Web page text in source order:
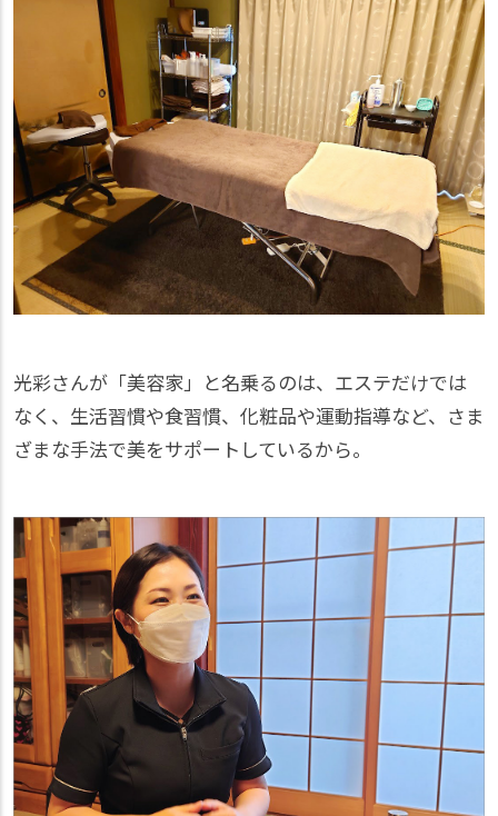
光彩さんが「美容家」と名乗るのは、エステだけでは
なく、生活習慣や食習慣、化粧品や運動指導など、さま
ざまな手法で美をサポートしているから。